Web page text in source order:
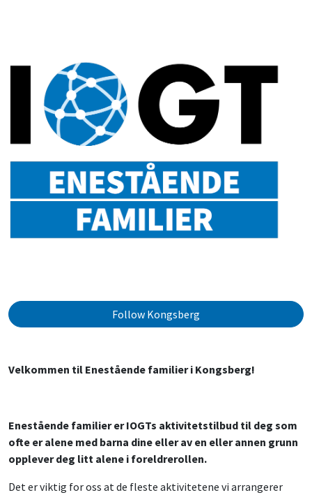
Follow Kongsberg
Velkommen til Enestående familier i Kongsberg!
Enestående familier er IOGTs aktivitetstilbud til deg som
ofte er alene med barna dine eller av en eller annen grunn
opplever deg litt alene i foreldrerollen.
Det er viktig for oss at de fleste aktivitetene vi arrangerer